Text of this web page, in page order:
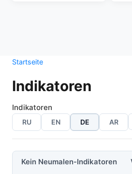
Startseite
Indikatoren
Indikatoren
RU EN DE AR
Kein Neumalen-Indikatoren